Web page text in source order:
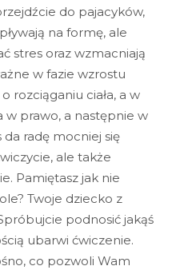
do pajacyków,
na formę, ale
stres oraz wzmacniają
w fazie wzrostu
rozciąganiu ciała, a w
w prawo, a następnie w
da radę mocniej się
ale także
Pamiętasz jak nie
Twoje dziecko z
podnosić jakąś
ubarwi ćwiczenie.
co pozwoli Wam